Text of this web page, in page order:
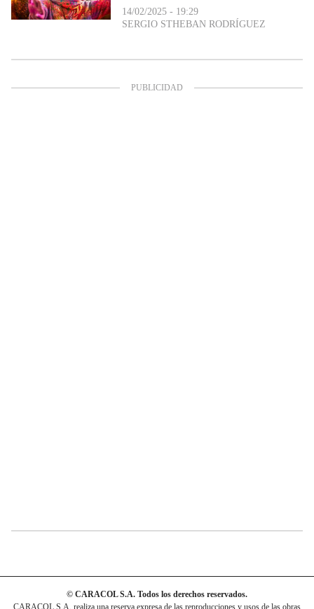
14/02/2025 - 19:29
SERGIO STHEBAN RODRÍGUEZ
© CARACOL S.A. Todos los derechos reservados.
CARACOL S.A. realiza una reserva expresa de las reproducciones y usos de las obras